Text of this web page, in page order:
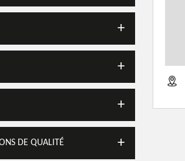
DE QUALITÉ